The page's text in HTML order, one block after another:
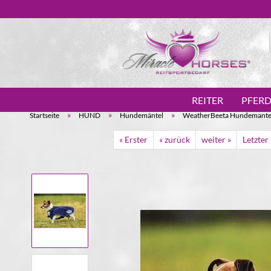
REITER PFERD
Startseite » HUND » Hundemäntel » WeatherBeeta
« Erster « zurück weiter » Letzter